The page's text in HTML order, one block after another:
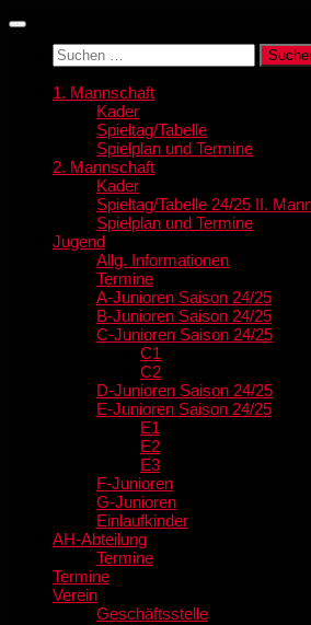
Zum
springenSuchen
nach:
1. Mannschaft
Kader
Spieltag/Tabelle
Spielplan und Termine
2. Mannschaft
Kader
Spieltag/Tabelle 24/25 II.
Spielplan und Termine
Jugend
Allg. Informationen
Termine
A-Junioren Saison 24/25
B-Junioren Saison 24/25
C-Junioren Saison 24/25
C1
C2
D-Junioren Saison 24/25
E-Junioren Saison 24/25
E1
E2
E3
F-Junioren
G-Junioren
Einlaufkinder
AH-Abteilung
Termine
Termine
Verein
Geschäftsstelle